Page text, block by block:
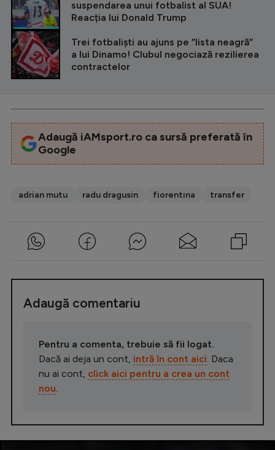
suspendarea unui fotbalist al SUA!
Reacția lui Donald Trump
Trei fotbaliști au ajuns pe ”lista neagră”
a lui Dinamo! Clubul negociază rezilierea
contractelor
Adaugă iAMsport.ro ca sursă preferată în
Google
adrian mutu radu dragusin fiorentina transfer
Adaugă comentariu
Pentru a comenta, trebuie să fii logat.
Dacă ai deja un cont, intră în cont aici. Daca
nu ai cont, click aici pentru a crea un cont
nou.